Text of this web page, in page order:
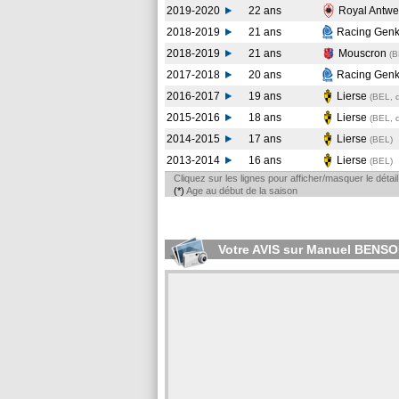
2019-2020
22 ans Royal
2018-2019
21 ans Racing Genk
2018-2019
21 ans Mouscron
2017-2018
20 ans Racing Genk
2016-2017
19 ans Lierse (BEL,
2015-2016
18 ans Lierse (BEL,
2014-2015
17 ans Lierse (BEL )
2013-2014
16 ans Lierse (BEL )
Cliquez sur les lignes pour afficher/masquer le
(*) Age au début de la saison
Votre AVIS sur Manuel